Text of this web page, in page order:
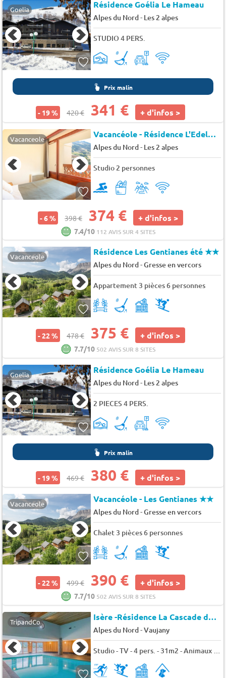
Goelia Résidence Goélia Le Hameau
Alpes du Nord- Les 2 alpes
STUDIO 4 PERS.
Prix malin
- 19 % 420 € 341 € + d'infos >
Vacanceole Vacancéole - Résidence L'Edelweiss
Alpes du Nord- Les 2 alpes
Studio 2 personnes
- 6 % 398 € 374 € + d'infos >
7.4/10 112 AVIS SUR 4 SITES
Vacanceole Résidence Les Gentianes été★★
Alpes du Nord-Gresse en vercors
Appartement 3 pièces 6 personnes
- 22 % 478 € 375 € + d'infos >
7.7/10 502 AVIS SUR 8 SITES
Goelia Résidence Goélia Le Hameau
Alpes du Nord- Les 2 alpes
2 PIECES 4 PERS.
Prix malin
- 19 % 469 € 380 € + d'infos >
Vacanceole Vacancéole - Les Gentianes★★
Alpes du Nord-Gresse en vercors
Chalet 3 pièces 6 personnes
- 22 % 499 € 390 € + d'infos >
7.7/10 502 AVIS SUR 8 SITES
TripandCo Isère -Résidence La Cascade de
Alpes du Nord-Vaujany
Studio - TV - 4 pers. - 31m2 - Animaux admis